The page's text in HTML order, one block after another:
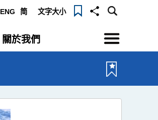
ENG 简 文字大小
關於我們
展
選
單